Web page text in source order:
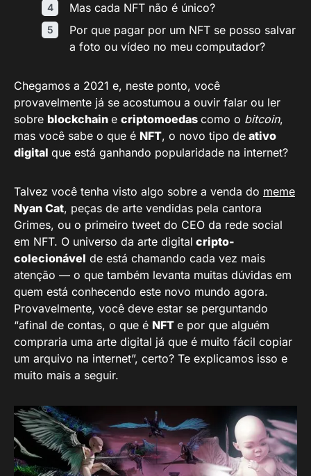
Mas cada NFT não é único?
Por que pagar por um NFT se posso salvar
a foto ou vídeo no meu computador?
Chegamos a 2021 e, neste ponto, você
provavelmente já se acostumou a ouvir falar ou ler
sobre blockchain e criptomoedas como o bitcoin,
mas você sabe o que é NFT, o novo tipo de ativo
digital que está ganhando popularidade na internet?
Talvez você tenha visto algo sobre a venda do meme
Nyan Cat, peças de arte vendidas pela cantora
Grimes, ou o primeiro tweet do CEO da rede social
em NFT. O universo da arte digital cripto-
colecionável de está chamando cada vez mais
atenção — o que também levanta muitas dúvidas em
quem está conhecendo este novo mundo agora.
Provavelmente, você deve estar se perguntando
“afinal de contas, o que é NFT e por que alguém
compraria uma arte digital já que é muito fácil copiar
um arquivo na internet”, certo? Te explicamos isso e
muito mais a seguir.